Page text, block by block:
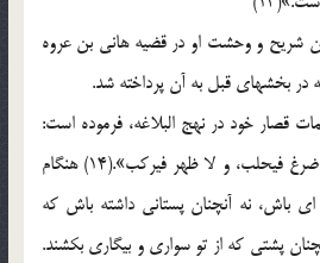
شریح و وحشت او در قضیه هانی بن عروه
در بخشهای قبل به آن پرداخته شد.
قصار خود در نهج البلاغه، فرموده است:
کُن یوم الفتنه کإین اللبون، لاضرغ فیحلب، و لا ظهر فیرکب».(14) هنگام
ای باش، نه آنچنان پستانی داشته باش که
پشتی که از تو سواری و بیگاری بکشند.